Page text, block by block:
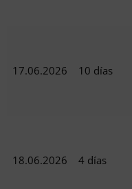
17.06.2026 10 días
18.06.2026 4 días